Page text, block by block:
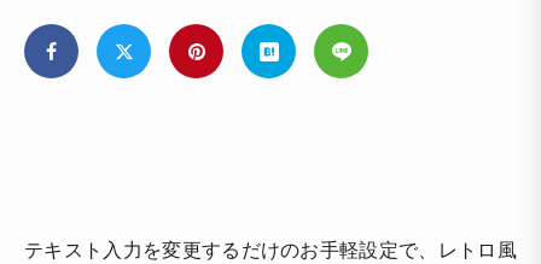
テキスト入力を変更するだけのお手軽設定で、レトロ風